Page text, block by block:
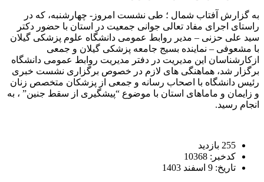
به گزارش آفتاب شمال ؛ طی نشست امروز- چهارشنبه، که در
راستای اجرای مفاد تعالی جوانی جمعیت در استان با حضور دکتر
سید علی حزنی – مدیر روابط عمومی دانشگاه علوم پزشکی گیلان
با مشعوفی – نماینده بسیج جامعه پزشکی گیلان و جمعی
ازکارشناسان این مدیریت در دفتر مدیریت روابط عمومی دانشگاه
برگزار شد، هماهنگی های لازم در خصوص برگزاری نشست خبری
رئیس دانشگاه با اصحاب رسانه و جمعی از پزشکان متخصص زنان
و زایمان و ماماهای استان با موضوع “پیشگیری از سقط جنین” ، به
انجام رسید.
255 بازدید
کدخبر: 10368
تاریخ: 9 اسفند 1403